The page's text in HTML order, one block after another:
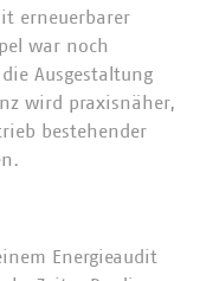
erneuerbarer
war noch
Ausgestaltung
wird praxisnäher,
bestehender
Energieaudit